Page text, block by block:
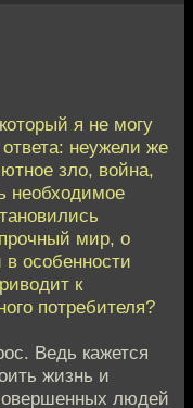
я не могу
ответа: неужели же
зло, война,
необходимое
мир, о
особенности
к
потребителя?
Ведь кажется
жизнь и
людей